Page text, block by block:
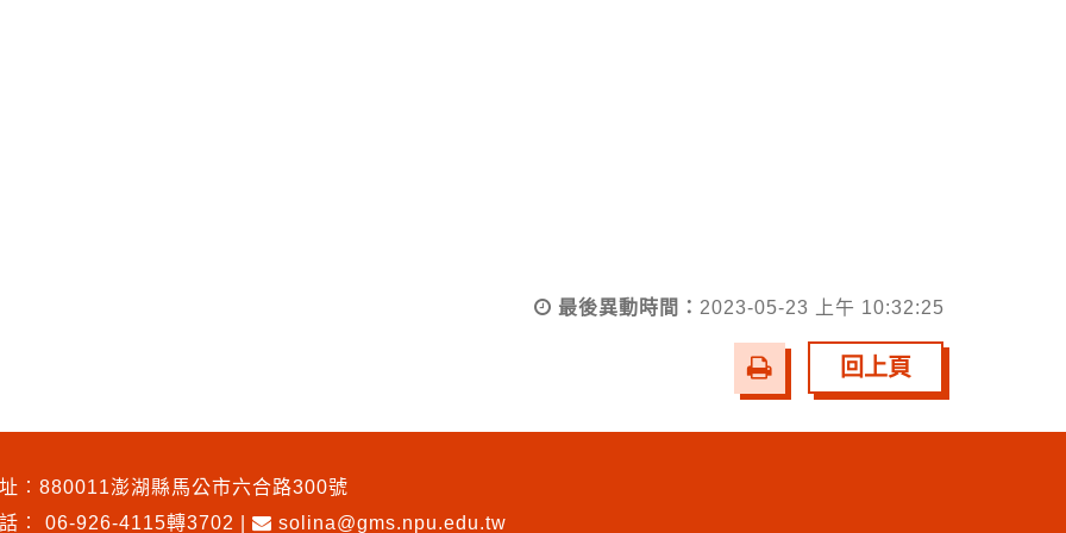
最後異動時間： 2023-05-23 上午 10:32:25
友
善
回上頁
︰880011澎湖縣馬公市六合路300號
︰ 06-926-4115轉3702 solina@gms.npu.edu.tw